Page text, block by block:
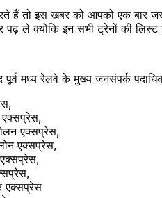
तो इस खबर को आपको एक बार
ले क्योंकि इन सभी ट्रेनों की लिस्ट
मध्य रेलवे के मुख्य जनसंपर्क
एक्सप्रेस,
एक्सप्रेस,
एक्सप्रेस,
एक्सप्रेस